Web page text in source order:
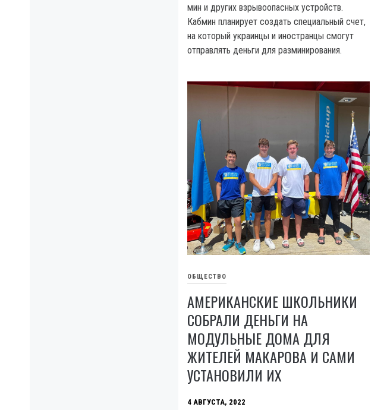
мин и других взрывоопасных устройств.
Кабмин планирует создать специальный счет,
на который украинцы и иностранцы смогут
отправлять деньги для разминирования.
ОБЩЕСТВО
АМЕРИКАНСКИЕ ШКОЛЬНИКИ
СОБРАЛИ ДЕНЬГИ НА
МОДУЛЬНЫЕ ДОМА ДЛЯ
ЖИТЕЛЕЙ МАКАРОВА И САМИ
УСТАНОВИЛИ ИХ
4 АВГУСТА, 2022